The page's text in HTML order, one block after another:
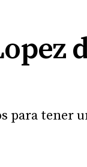
para tener